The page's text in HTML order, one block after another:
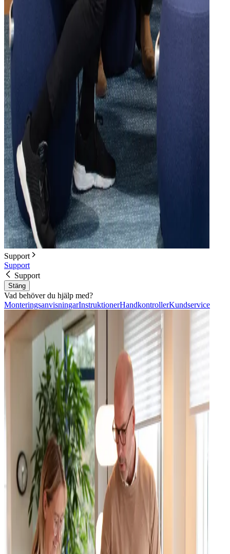
Support
Support
Support
Stäng
Vad behöver du hjälp med?
MonteringsanvisningarInstruktionerHandkontrollerKundservice